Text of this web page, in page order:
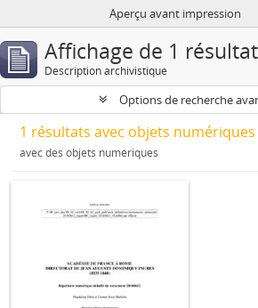
Aperçu avant impression
Affichage de 1
Description archivistique
Options de recherche
1 résultats avec objets numériques
avec des objets numériques